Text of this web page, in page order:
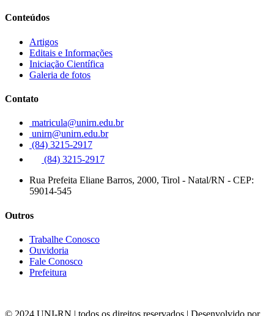
Conteúdos
Artigos
Editais e Informações
Iniciação Científica
Galeria de fotos
Contato
matricula@unirn.edu.br
unirn@unirn.edu.br
(84) 3215-2917
(84) 3215-2917
Rua Prefeita Eliane Barros, 2000, Tirol - Natal/RN - CEP:
59014-545
Outros
Trabalhe Conosco
Ouvidoria
Fale Conosco
Prefeitura
© 2024 UNI-RN | todos os direitos reservados | Desenvolvido por